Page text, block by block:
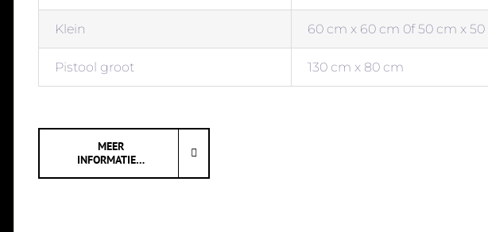
Klein 60 cm x 60 cm 0f 50 cm x
Pistool groot 130 cm x 80 cm
MEER
INFORMATIE…